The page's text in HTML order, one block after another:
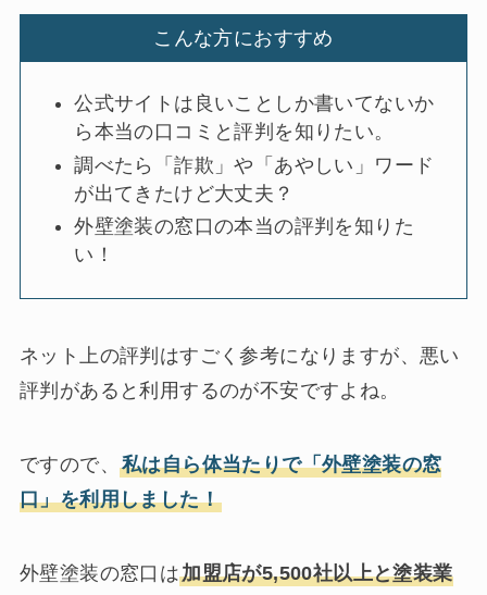
こんな方におすすめ
公式サイトは良いことしか書いてないか
ら本当の口コミと評判を知りたい。
調べたら「詐欺」や「あやしい」ワード
が出てきたけど大丈夫？
外壁塗装の窓口の本当の評判を知りた
い！
ネット上の評判はすごく参考になりますが、悪い
評判があると利用するのが不安ですよね。
ですので、 私は自ら体当たりで「外壁塗装の窓
口」を利用しました！
外壁塗装の窓口は加盟店が5,500社以上と塗装業